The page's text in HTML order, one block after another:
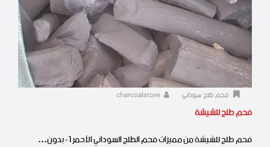
فحم طلح سوداني
فحم طلح للشيشة
فحم طلح للشيشة من مميزات فحم الطلح السوداني الأحمر 1- بدون…